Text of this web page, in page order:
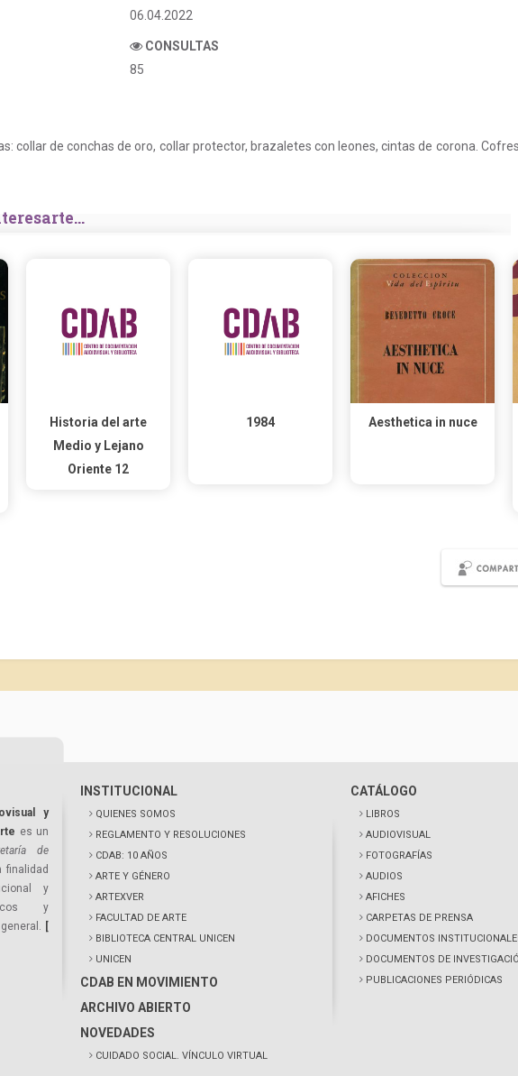
06.04.2022
CONSULTAS
85
collar de conchas de oro, collar protector, brazaletes con leones, cintas de corona.
Historia del arte
Medio y Lejano
Oriente 12
1984 Aesthetica in nuce
y
es un
de
y
y
[
INSTITUCIONAL
QUIENES SOMOS
REGLAMENTO Y RESOLUCIONES
CDAB: 10 AÑOS
ARTE Y GÉNERO
ARTEXVER
FACULTAD DE ARTE
BIBLIOTECA CENTRAL UNICEN
UNICEN
CDAB EN MOVIMIENTO
ARCHIVO ABIERTO
NOVEDADES
CUIDADO SOCIAL. VÍNCULO VIRTUAL
CATÁLOGO
LIBROS
AUDIOVISUAL
FOTOGRAFÍAS
AUDIOS
AFICHES
CARPETAS DE PRENSA
DOCUMENTOS
DOCUMENTOS DE
PUBLICACIONES PERIÓDICAS